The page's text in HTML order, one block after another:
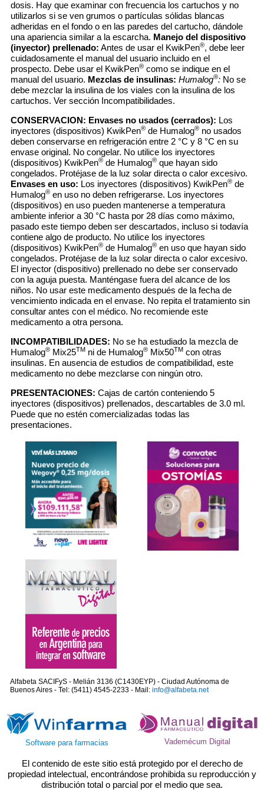
dosis. Hay que examinar con frecuencia los cartuchos y no
utilizarlos si se ven grumos o partículas sólidas blancas
adheridas en el fondo o en las paredes del cartucho, dándole
una apariencia similar a la escarcha. Manejo del dispositivo
(inyector) prellenado: Antes de usar el KwikPen®, debe leer
cuidadosamente el manual del usuario incluido en el
prospecto. Debe usar el KwikPen® como se indique en el
manual del usuario. Mezclas de insulinas: Humalog®: No se
debe mezclar la insulina de los viales con la insulina de los
cartuchos. Ver sección Incompatibilidades.
CONSERVACION: Envases no usados (cerrados): Los
inyectores (dispositivos) KwikPen® de Humalog® no usados
deben conservarse en refrigeración entre 2 °C y 8 °C en su
envase original. No congelar. No utilice los inyectores
(dispositivos) KwikPen® de Humalog® que hayan sido
congelados. Protéjase de la luz solar directa o calor excesivo.
Envases en uso: Los inyectores (dispositivos) KwikPen® de
Humalog® en uso no deben refrigerarse. Los inyectores
(dispositivos) en uso pueden mantenerse a temperatura
ambiente inferior a 30 °C hasta por 28 días como máximo,
pasado este tiempo deben ser descartados, incluso si todavía
contiene algo de producto. No utilice los inyectores
(dispositivos) KwikPen® de Humalog® en uso que hayan sido
congelados. Protéjase de la luz solar directa o calor excesivo.
El inyector (dispositivo) prellenado no debe ser conservado
con la aguja puesta. Manténgase fuera del alcance de los
niños. No usar este medicamento después de la fecha de
vencimiento indicada en el envase. No repita el tratamiento sin
consultar antes con el médico. No recomiende este
medicamento a otra persona.
INCOMPATIBILIDADES: No se ha estudiado la mezcla de
Humalog® Mix25TM ni de Humalog® Mix50TM con otras
insulinas. En ausencia de estudios de compatibilidad, este
medicamento no debe mezclarse con ningún otro.
PRESENTACIONES: Cajas de cartón conteniendo 5
inyectores (dispositivos) prellenados, descartables de 3.0 ml.
Puede que no estén comercializadas todas las
presentaciones.
Alfabeta SACIFyS - Melián 3136 (C1430EYP) - Ciudad Autónoma de
Buenos Aires - Tel: (5411) 4545-2233 - Mail: info@alfabeta.net
Software para farmacias Vademécum Digital
El contenido de este sitio está protegido por el derecho de
propiedad intelectual, encontrándose prohibida su reproducción y
distribución total o parcial por el medio que sea.